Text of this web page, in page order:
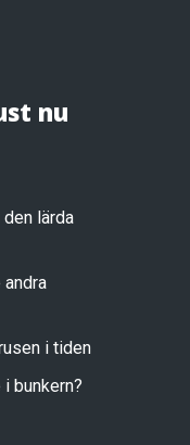
nu
lärda
i tiden
bunkern?